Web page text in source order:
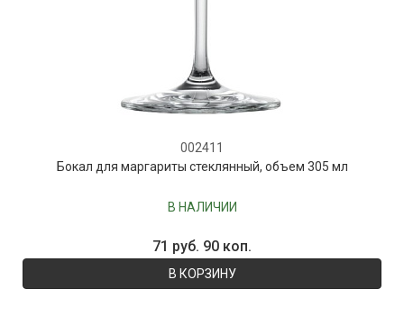
002411
Бокал для маргариты стеклянный, объем 305 мл
В НАЛИЧИИ
71 руб. 90 коп.
В КОРЗИНУ